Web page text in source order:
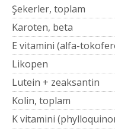
Şekerler, toplam
Karoten, beta
E vitamini (alfa-
Likopen
Lutein + zeaksantin
Kolin, toplam
K vitamini